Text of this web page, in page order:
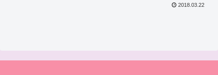
2018.03.22